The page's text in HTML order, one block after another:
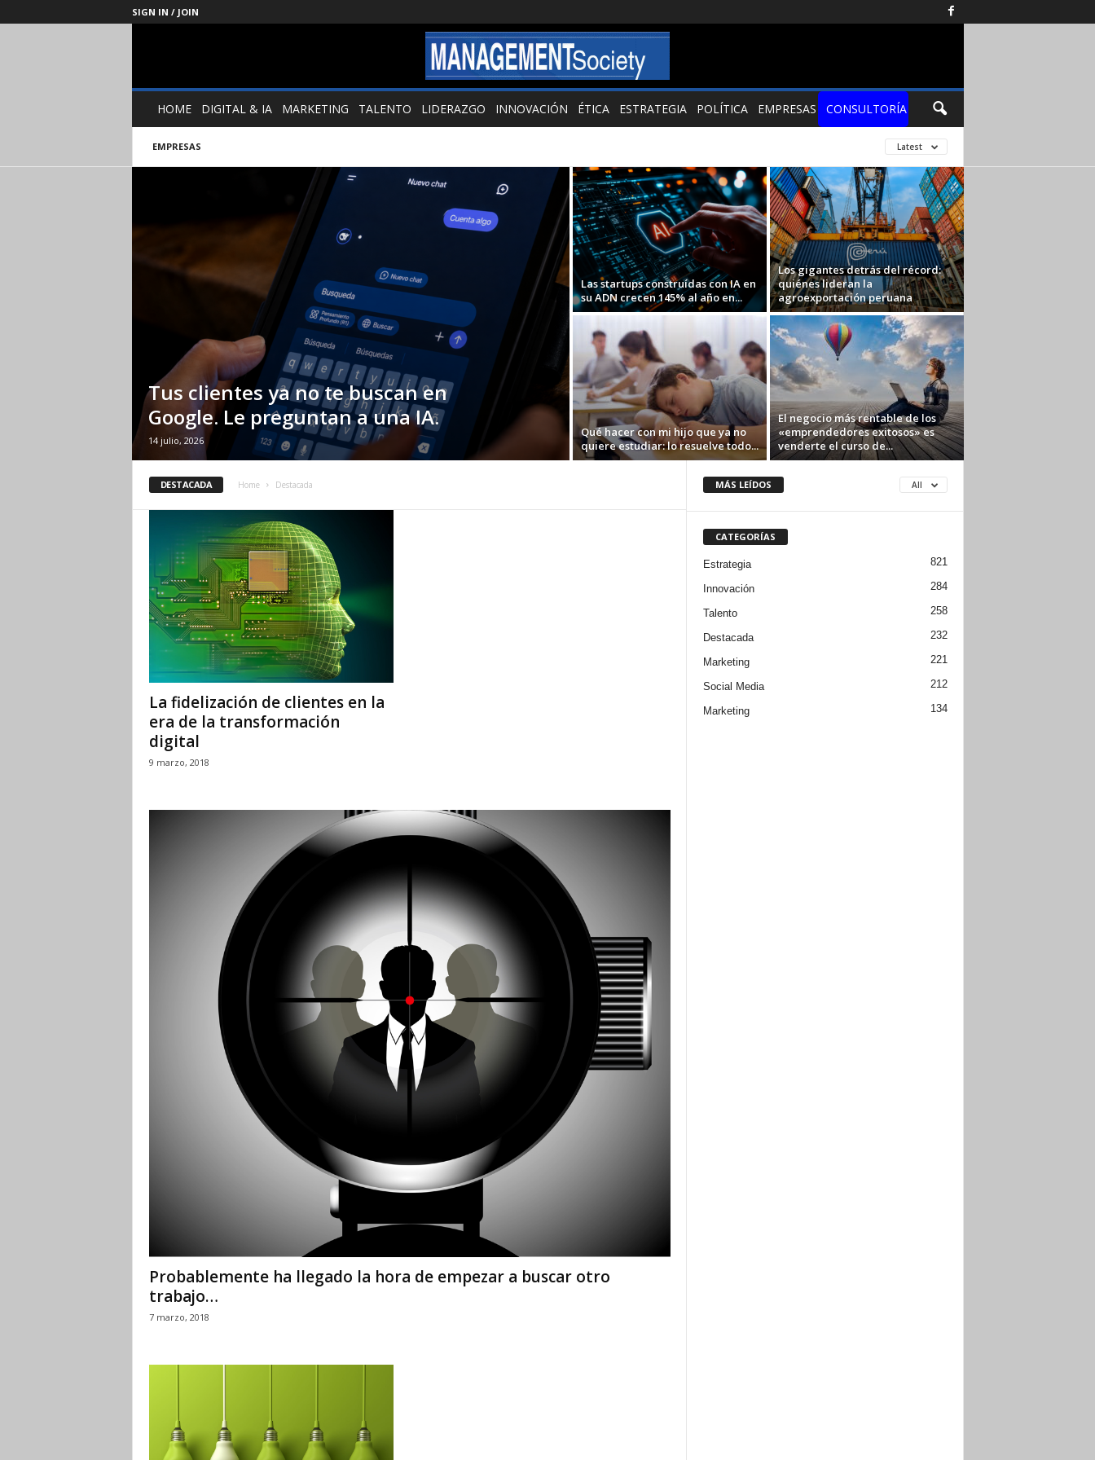
SIGN IN / JOIN
Management
SocietyHOME DIGITAL & IA MARKETING TALENTO LIDERAZGO INNOVACIÓN ÉTICA ESTRATEGIA POLÍTICA EMPRESAS CONSULTORÍA
EMPRESAS Latest
Tus clientes ya no te buscan en
Google. Le preguntan a una IA.
14 julio, 2026
Las startups construídas con IA en
su ADN crecen 145% al año en...
Los gigantes detrás del récord:
quiénes lideran la
agroexportación peruana
Qué hacer con mi hijo que ya no
quiere estudiar: lo resuelve todo...
El negocio más rentable de los
«emprendedores exitosos» es
venderte el curso de...
DESTACADA Home Destacada
La fidelización de clientes en la
era de la transformación
digital
9 marzo, 2018
Probablemente ha llegado la hora de empezar a buscar otro
trabajo…
7 marzo, 2018
MÁS LEÍDOS All
CATEGORÍAS
Estrategia 821
Innovación 284
Talento 258
Destacada 232
Marketing 221
Social Media 212
Marketing 134